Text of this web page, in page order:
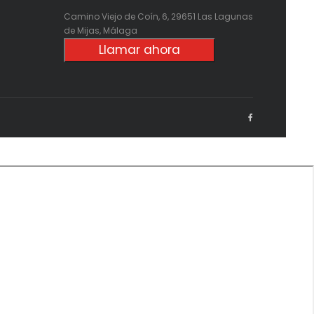
Camino Viejo de Coín, 6, 29651 Las Lagunas
de Mijas, Málaga
Llamar ahora